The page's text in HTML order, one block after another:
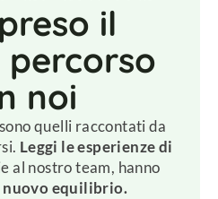
il
noi
sono quelli raccontati da
Leggi le esperienze di
al nostro team, hanno
nuovo equilibrio.